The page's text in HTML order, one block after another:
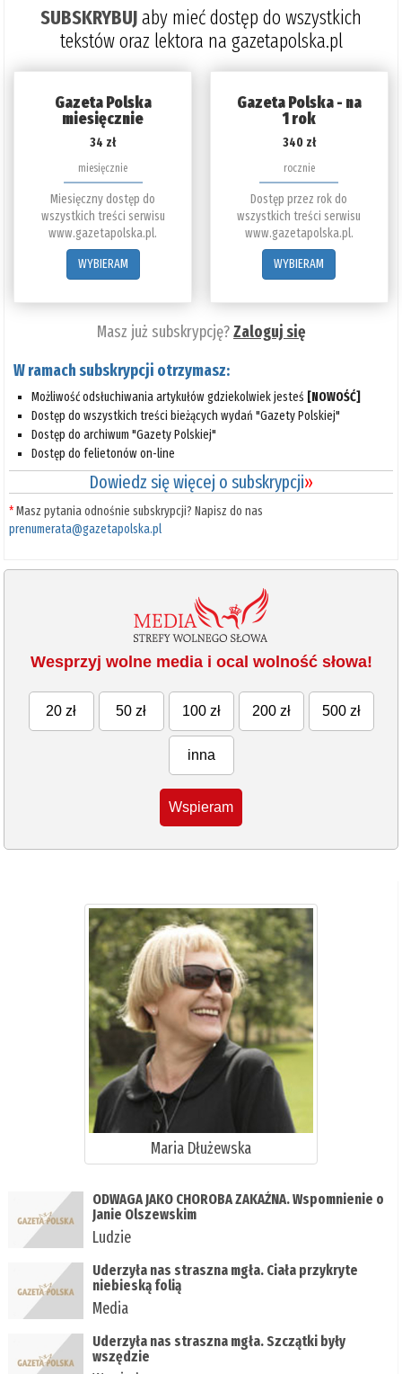
SUBSKRYBUJaby mieć dostęp do wszystkich
tekstów oraz lektora na gazetapolska.pl
Gazeta Polska
miesięcznie
34 zł
miesięcznie
Miesięczny dostęp do
wszystkich treści serwisu
www.gazetapolska.pl.
WYBIERAM
Gazeta Polska - na
1 rok
340 zł
rocznie
Dostęp przez rok do
wszystkich treści serwisu
www.gazetapolska.pl.
WYBIERAM
Masz już subskrypcję?Zaloguj się
W ramach subskrypcji otrzymasz:
Możliwość odsłuchiwania artykułów gdziekolwiek jesteś [NOWOŚĆ]
Dostęp do wszystkich treści bieżących wydań "Gazety Polskiej"
Dostęp do archiwum "Gazety Polskiej"
Dostęp do felietonów on-line
Dowiedz się więcej o subskrypcji»
*Masz pytania odnośnie subskrypcji? Napisz do nas
prenumerata@gazetapolska.pl
Wesprzyj wolne media i ocal wolność słowa!
20 zł 50 zł 100 zł 200 zł 500 zł
inna
Wspieram
Maria Dłużewska
ODWAGA JAKO CHOROBA ZAKAŹNA. Wspomnienie o
Janie Olszewskim
Ludzie
Uderzyła nas straszna mgła. Ciała przykryte
niebieską folią
Media
Uderzyła nas straszna mgła. Szczątki były
wszędzie